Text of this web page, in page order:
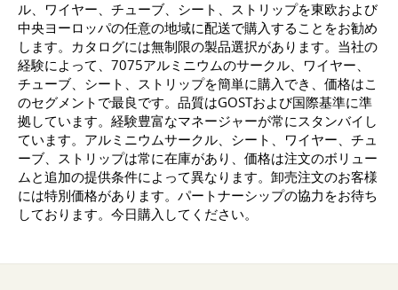
ル、ワイヤー、チューブ、シート、ストリップを東欧および
中央ヨーロッパの任意の地域に配送で購入することをお勧め
します。カタログには無制限の製品選択があります。当社の
経験によって、7075アルミニウムのサークル、ワイヤー、
チューブ、シート、ストリップを簡単に購入でき、価格はこ
のセグメントで最良です。品質はGOSTおよび国際基準に準
拠しています。経験豊富なマネージャーが常にスタンバイし
ています。アルミニウムサークル、シート、ワイヤー、チュ
ーブ、ストリップは常に在庫があり、価格は注文のボリュー
ムと追加の提供条件によって異なります。卸売注文のお客様
には特別価格があります。パートナーシップの協力をお待ち
しております。今日購入してください。